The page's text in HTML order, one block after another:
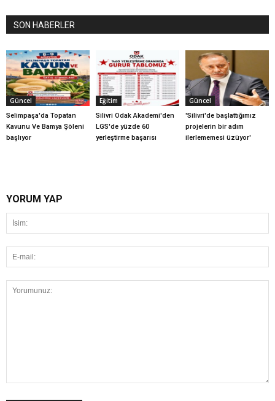
SON HABERLER
Güncel
Selimpaşa'da Topatan
Kavunu Ve Bamya Şöleni
başlıyor
Eğitim
Silivri Odak Akademi'den
LGS'de yüzde 60
yerleştirme başarısı
Güncel
'Silivri'de başlattığımız
projelerin bir adım
ilerlememesi üzüyor'
YORUM YAP